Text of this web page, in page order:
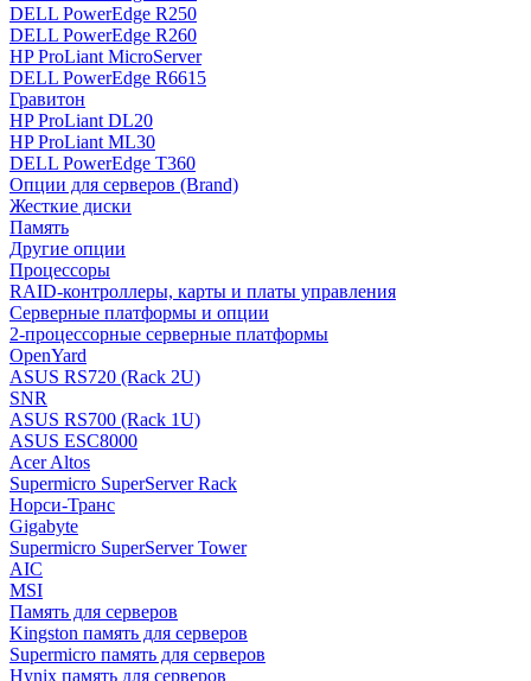
DELL PowerEdge R250
DELL PowerEdge R260
HP ProLiant MicroServer
DELL PowerEdge R6615
Гравитон
HP ProLiant DL20
HP ProLiant ML30
DELL PowerEdge T360
Опции для серверов (Brand)
Жесткие диски
Память
Другие опции
Процессоры
RAID-контроллеры, карты и платы управления
Серверные платформы и опции
2-процессорные серверные платформы
OpenYard
ASUS RS720 (Rack 2U)
SNR
ASUS RS700 (Rack 1U)
ASUS ESC8000
Acer Altos
Supermicro SuperServer Rack
Норси-Транс
Gigabyte
Supermicro SuperServer Tower
AIC
MSI
Память для серверов
Kingston память для серверов
Supermicro память для серверов
Hynix память для серверов